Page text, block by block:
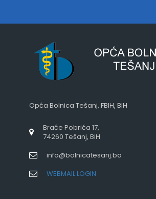
Opća Bolnica Tešanj, FBIH, BIH
Braće Pobrića 17,
74260 Tešanj, BiH
info@bolnicatesanj.ba
WEBMAIL LOGIN